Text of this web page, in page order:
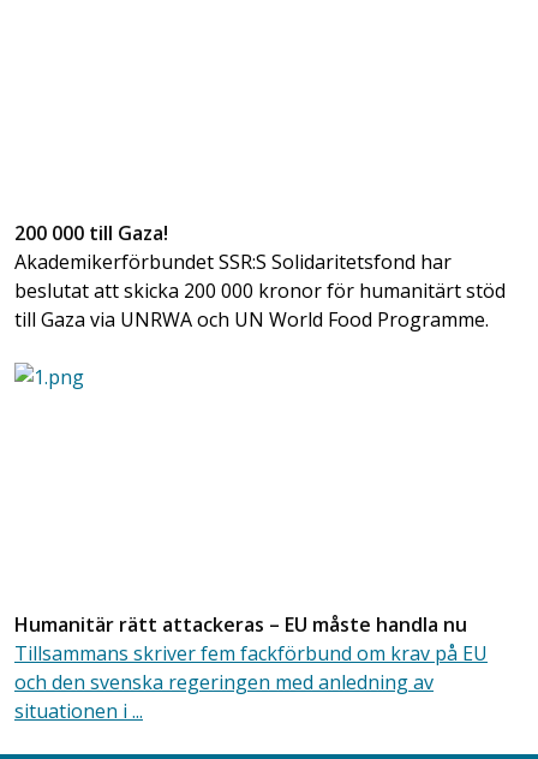
200 000 till Gaza!
Akademikerförbundet SSR:S Solidaritetsfond har
beslutat att skicka 200 000 kronor för humanitärt stöd
till Gaza via UNRWA och UN World Food Programme.
Humanitär rätt attackeras – EU måste handla nu
Tillsammans skriver fem fackförbund om krav på EU
och den svenska regeringen med anledning av
situationen i ...